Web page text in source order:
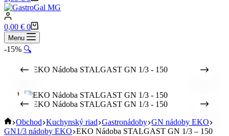
cart
Shopping
cart
0,00 € 0
Menu
-15% 🔍
Home
Obchod Kuchynský riad Gastronádoby GN nádoby EKO
GN1/3 nádoby EKO EKO Nádoba STALGAST GN 1/3 – 150